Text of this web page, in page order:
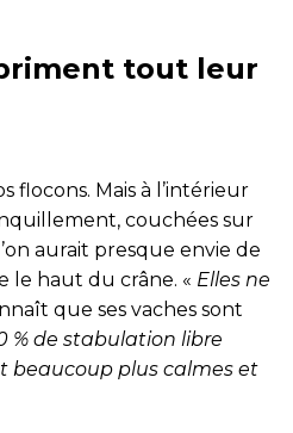
tout leur
flocons. Mais à l’intérieur
couchées sur
aurait presque envie de
le haut du crâne. « Elles ne
que ses vaches sont
% de stabulation libre
beaucoup plus calmes et